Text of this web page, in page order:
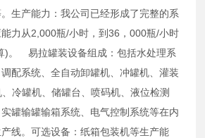
生产能力：我公司已经形成了完整的系
力从2,000瓶/小时，到36，000瓶/小时
)。 易拉罐装设备组成：包括水处理系
配系统、全自动卸罐机、冲罐机、灌装
冷罐机、储罐台、喷码机、液位检测
罐输罐输箱系统、电气控制系统等在内
线。可选设备：纸箱包装机等生产能